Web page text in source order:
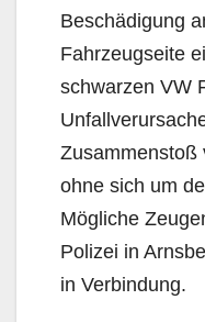
Beschädigung
Fahrzeugseite
schwarzen VW
Zusammenstoß
ohne sich um
Mögliche
Polizei in
in Verbindung.